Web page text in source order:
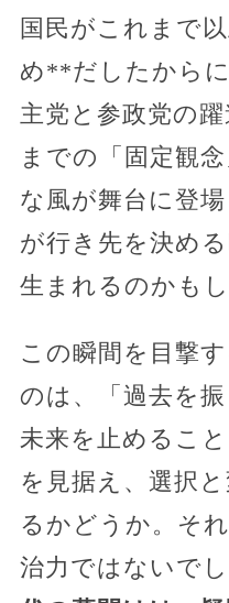
国民がこれまで
め**だしたから
主党と参政党の
までの「固定観
な風が舞台に登
が行き先を決め
生まれるのかもし
この瞬間を目撃
のは、「過去を
未来を止めるこ
を見据え、選択
るかどうか。そ
治力ではないでし